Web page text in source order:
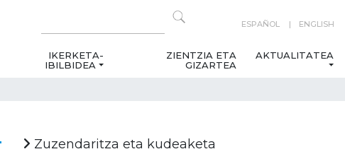
ESPAÑOL ENGLISH
IKERKETA-
IBILBIDEA
ZIENTZIA ETA
GIZARTEA
AKTUALITATEA
Zuzendaritza eta kudeaketa